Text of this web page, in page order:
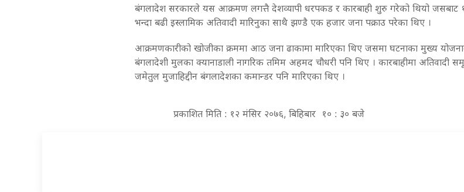
बंगलादेश सरकारले यस आक्रमण लगत्तै देशव्यापी धरपकड र कारबाही शुरु गरेको थियो जसबाट
भन्दा बढी इस्लामिक अतिवादी मारिनुका साथै झण्डै एक हजार जना पक्राउ परेका थिए ।
आक्रमणकारीको खोजीका क्रममा आठ जना ढाकामा मारिएका थिए जसमा घटनाका मुख्य
बंगलादेशी मुलका क्यानाडाली नागरिक तमिम अहमद चौधरी पनि थिए । कारबाहीमा अतिवादी
जमेतुल मुजाहिद्दीन बंगलादेशका कमान्डर पनि मारिएका थिए ।
प्रकाशित मिति : १२ मंसिर २०७६, बिहिबार १० : ३० बजे